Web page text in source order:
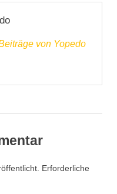
von Yopedo
Erforderliche